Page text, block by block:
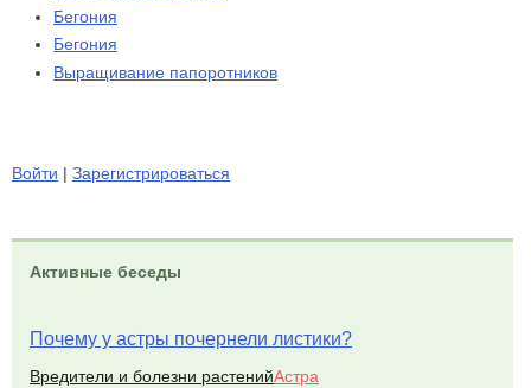
Бегония
Бегония
Выращивание папоротников
Войти | Зарегистрироваться
Активные беседы
Почему у астры почернели листики?
Вредители и болезни растенийАстра